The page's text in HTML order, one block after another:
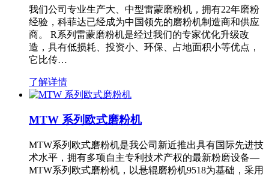
我们公司专业生产大、中型雷蒙磨粉机，拥有22年磨粉
经验，科菲达已经成为中国领先的磨粉机制造商和供应
商。 R系列雷蒙磨粉机是经过我们的专家优化升级改
造，具有低损耗、投资小、环保、占地面积小等优点，
它比传…
了解详情
MTW 系列欧式磨粉机
MTW系列欧式磨粉机是我公司新近推出具有国际先进技
术水平，拥有多项自主专利技术产权的最新粉磨设备—
MTW系列欧式磨粉机，以悬辊磨粉机9518为基础，采用